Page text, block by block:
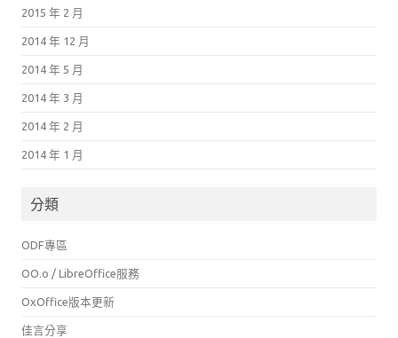
2015 年 2 月
2014 年 12 月
2014 年 5 月
2014 年 3 月
2014 年 2 月
2014 年 1 月
分類
ODF專區
OO.o / LibreOffice服務
OxOffice版本更新
佳言分享